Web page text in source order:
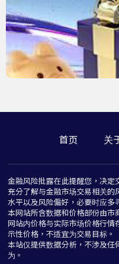
首页 关
金融风险批露在此提醒您，决定
充分了解与金融市场交易相关的
水平以及风险偏好，必要时应多
本网站所含数据和价格部份由市
网站内价格与实际市场价格行情
示性价格，不适宜为交易目标。
本站仅提供数据分析，不涉及任
为。